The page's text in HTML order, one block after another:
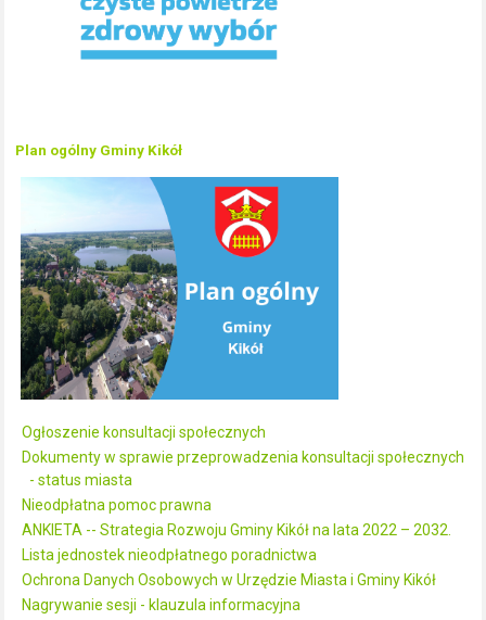
Plan ogólny Gminy Kikół
Ogłoszenie konsultacji społecznych
Dokumenty w sprawie przeprowadzenia konsultacji społecznych
- status miasta
Nieodpłatna pomoc prawna
ANKIETA -- Strategia Rozwoju Gminy Kikół na lata 2022 – 2032.
Lista jednostek nieodpłatnego poradnictwa
Ochrona Danych Osobowych w Urzędzie Miasta i Gminy Kikół
Nagrywanie sesji - klauzula informacyjna